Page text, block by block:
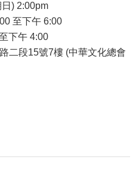
) 2:00pm
至下午 6:00
下午 4:00
二段15號7樓 (中華文化總會